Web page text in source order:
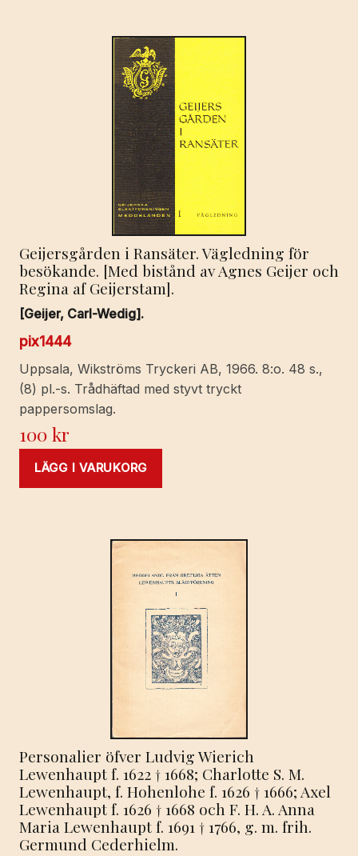
Geijersgården i Ransäter. Vägledning för
besökande. [Med bistånd av Agnes Geijer och
Regina af Geijerstam].
[Geijer, Carl-Wedig].
pix1444
Uppsala, Wikströms Tryckeri AB, 1966. 8:o. 48 s.,
(8) pl.-s. Trådhäftad med styvt tryckt
pappersomslag.
100kr
LÄGG I VARUKORG
Personalier öfver Ludvig Wierich
Lewenhaupt f. 1622 † 1668; Charlotte S. M.
Lewenhaupt, f. Hohenlohe f. 1626 † 1666; Axel
Lewenhaupt f. 1626 † 1668 och F. H. A. Anna
Maria Lewenhaupt f. 1691 † 1766, g. m. frih.
Germund Cederhielm.